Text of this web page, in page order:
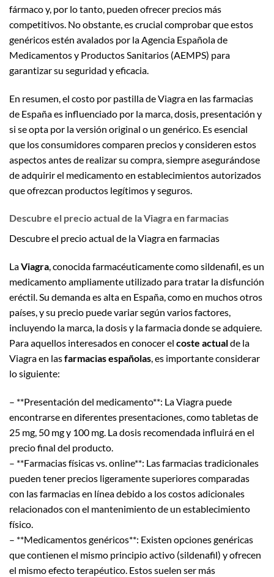
fármaco y, por lo tanto, pueden ofrecer precios más
competitivos. No obstante, es crucial comprobar que estos
genéricos estén avalados por la Agencia Española de
Medicamentos y Productos Sanitarios (AEMPS) para
garantizar su seguridad y eficacia.
En resumen, el costo por pastilla de Viagra en las farmacias
de España es influenciado por la marca, dosis, presentación y
si se opta por la versión original o un genérico. Es esencial
que los consumidores comparen precios y consideren estos
aspectos antes de realizar su compra, siempre asegurándose
de adquirir el medicamento en establecimientos autorizados
que ofrezcan productos legítimos y seguros.
Descubre el precio actual de la Viagra en farmacias
Descubre el precio actual de la Viagra en farmacias
LaViagra, conocida farmacéuticamente como sildenafil, es un
medicamento ampliamente utilizado para tratar la disfunción
eréctil. Su demanda es alta en España, como en muchos otros
países, y su precio puede variar según varios factores,
incluyendo la marca, la dosis y la farmacia donde se adquiere.
Para aquellos interesados en conocer el coste actualde la
Viagra en lasfarmacias españolas, es importante considerar
lo siguiente:
– **Presentación del medicamento**: La Viagra puede
encontrarse en diferentes presentaciones, como tabletas de
25 mg, 50 mg y 100 mg. La dosis recomendada influirá en el
precio final del producto.
– **Farmacias físicas vs. online**: Las farmacias tradicionales
pueden tener precios ligeramente superiores comparadas
con las farmacias en línea debido a los costos adicionales
relacionados con el mantenimiento de un establecimiento
físico.
– **Medicamentos genéricos**: Existen opciones genéricas
que contienen el mismo principio activo (sildenafil) y ofrecen
el mismo efecto terapéutico. Estos suelen ser más